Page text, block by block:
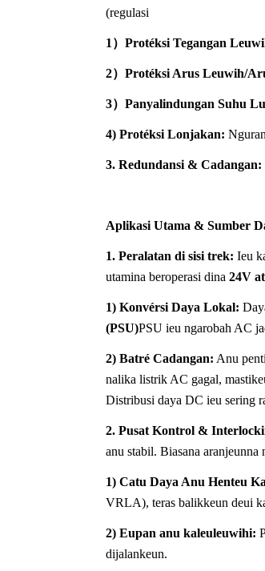
(regulasi
1）Protéksi Tegangan
2）Protéksi Arus Leuwih/
3）Panyalindungan Suhu
4) Protéksi Lonjakan:
3. Redundansi & Cadangan:
Aplikasi Utama & Sumber
1. Peralatan di sisi trek: Ieu
utamina beroperasi dina 24V
1) Konvérsi Daya Lokal:
(PSU)PSU ieu ngarobah AC
2) Batré Cadangan: Anu
nalika listrik AC gagal,
Distribusi daya DC ieu sering
2. Pusat Kontrol &
anu stabil. Biasana aranjeunna
1) Catu Daya Anu Henteu
VRLA), teras balikkeun deui
2) Eupan anu kaleuleuwihi:
dijalankeun.